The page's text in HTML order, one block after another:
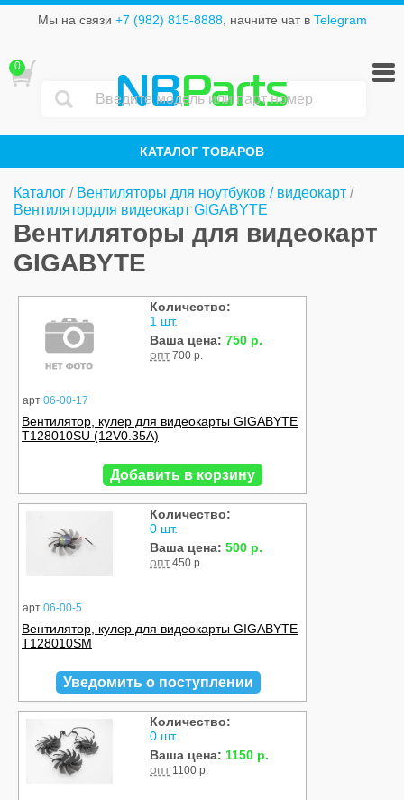
Мы на связи +7 (982) 815-8888, начните чат в Telegram
NBParts
КАТАЛОГ ТОВАРОВ
0
Каталог / Вентиляторы для ноутбуков / видеокарт /
Вентилятордля видеокарт GIGABYTE
Вентиляторы для видеокарт
GIGABYTE
арт 06-00-17
Количество:
1 шт.
Ваша цена: 750 р.
опт 700 р.
Вентилятор, кулер для видеокарты GIGABYTE
T128010SU (12V0.35A)
Добавить в корзину
арт 06-00-5
Количество:
0 шт.
Ваша цена: 500 р.
опт 450 р.
Вентилятор, кулер для видеокарты GIGABYTE
T128010SM
Уведомить о поступлении
Количество:
0 шт.
Ваша цена: 1150 р.
опт 1100 р.